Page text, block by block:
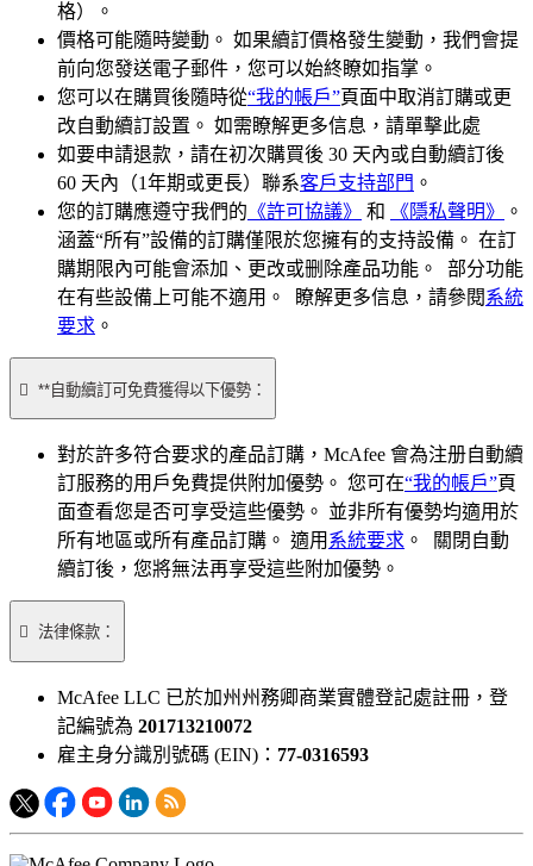
格）。
價格可能隨時變動。 如果續訂價格發生變動，我們會提
前向您發送電子郵件，您可以始終瞭如指掌。
您可以在購買後隨時從“我的帳戶”頁面中取消訂購或更
改自動續訂設置。 如需瞭解更多信息，請單擊此處
如要申請退款，請在初次購買後 30 天內或自動續訂後
60 天內（1年期或更長）聯系客戶支持部門 。
您的訂購應遵守我們的 《許可協議》 和 《隱私聲明》
。
涵蓋“所有”設備的訂購僅限於您擁有的支持設備。 在訂
購期限內可能會添加、更改或删除產品功能。 部分功能
在有些設備上可能不適用。 瞭解更多信息，請參閱系統
要求 。
 **自動續訂可免費獲得以下優勢：
對於許多符合要求的產品訂購，McAfee 會為注册自動續
訂服務的用戶免費提供附加優勢。 您可在“我的帳戶”頁
面查看您是否可享受這些優勢。 並非所有優勢均適用於
所有地區或所有產品訂購。 適用 系統要求 。 關閉自動
續訂後，您將無法再享受這些附加優勢。
 法律條款：
McAfee LLC 已於加州州務卿商業實體登記處註冊，登
記編號為 201713210072
雇主身分識別號碼 (EIN)： 77-0316593